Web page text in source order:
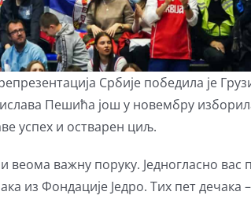
Србије победила је
Пешића још у новембру
успех и остварен циљ.
важну поруку. Једногласно вас
из Фондације Једро. Тих пет